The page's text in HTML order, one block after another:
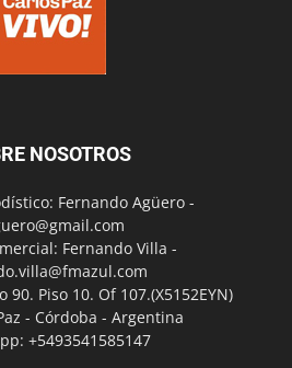
NOSOTROS
Fernando Agüero -
Fernando Villa -
90. Piso 10. Of 107.(X5152EYN)
- Córdoba - Argentina
+5493541585147